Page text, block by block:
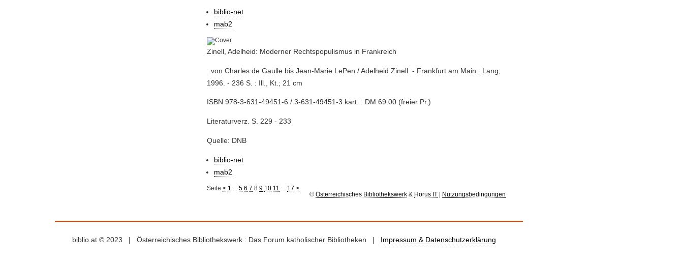
biblio-net
mab2
Zinell, Adelheid: Moderner Rechtspopulismus in Frankreich
: von Charles de Gaulle bis Jean-Marie LePen / Adelheid Zinell. - Frankfurt am Main : Lang,
1996. - 236 S. : Ill., Kt.; 21 cm
ISBN 978-3-631-49451-6 / 3-631-49451-3 kart. : DM 69.00 (freier Pr.)
Literaturverz. S. 229 - 233
Quelle: DNB
biblio-net
mab2
Seite< 1 ...5 6 7 8 9 10 11 17 >
© Österreichisches Bibliothekswerk& Horus IT| Nutzungsbedingungen
biblio.at © 2023 | Österreichisches Bibliothekswerk : Das Forum katholischer Bibliotheken | Impressum & Datenschutzerklärung